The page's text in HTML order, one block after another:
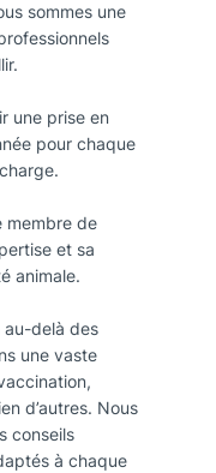
sommes une
une prise en
pour chaque
membre de
et sa
animale.
au-delà des
une vaste
d’autres. Nous
conseils
à chaque